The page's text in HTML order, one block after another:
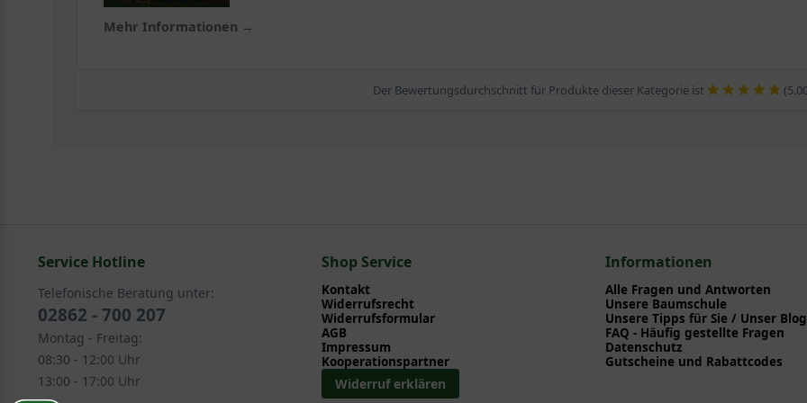
Mehr Informationen →
Der Bewertungsdurchschnitt für Produkte dieser Kategorie ist
Service Hotline
Telefonische Beratung unter:
02862 - 700 207
Montag - Freitag:
08:30 - 12:00 Uhr
13:00 - 17:00 Uhr
Shop Service
Kontakt
Widerrufsrecht
Widerrufsformular
AGB
Impressum
Kooperationspartner
Widerruf erklären
Informationen
Alle Fragen und Antworten
Unsere Baumschule
Unsere Tipps für Sie / Unser Blog
FAQ - Häufig gestellte Fragen
Datenschutz
Gutscheine und Rabattcodes